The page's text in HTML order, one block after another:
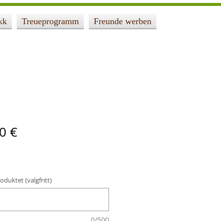
€
(valgfritt)
Treueprogramm Freunde werben